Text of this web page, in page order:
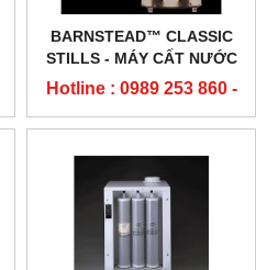
BARNSTEAD™ CLASSIC
STILLS - MÁY CẤT NƯỚC
BARSTEAD
Hotline : 0989 253 860 -
0904 84 02 08